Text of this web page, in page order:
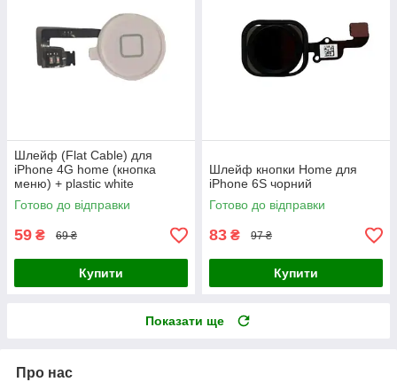
Шлейф (Flat Cable) для
iPhone 4G home (кнопка
меню) + plastic white
Готово до відправки
59 ₴ 69 ₴
Купити
Шлейф кнопки Home для
iPhone 6S чорний
Готово до відправки
83 ₴ 97 ₴
Купити
Показати ще
Про нас